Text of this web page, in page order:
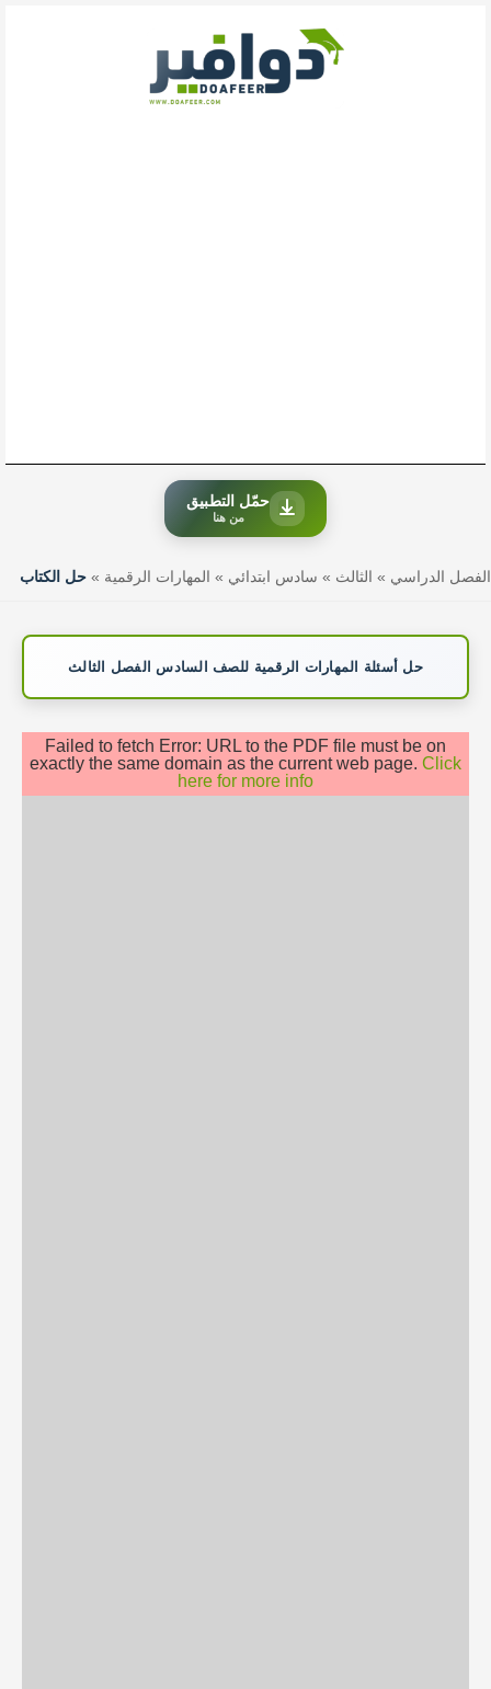
حمّل التطبيق
من هنا
الفصل الدراسي » الثالث » سادس ابتدائي » المهارات الرقمية » حل الكتاب
حل أسئلة المهارات الرقمية للصف السادس الفصل الثالث
Failed to fetch Error: URL to the PDF file must be on
exactly the same domain as the current web page. Click
here for more info